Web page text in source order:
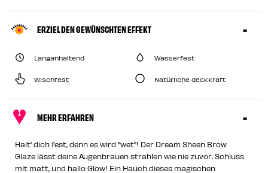
ERZIEL DEN GEWÜNSCHTEN EFFEKT
Langanhaltend Wasserfest
Wischfest Natürliche deckkraft
MEHR ERFAHREN
Halt' dich fest, denn es wird "wet"! Der Dream Sheen Brow
Glaze lässt deine Augenbrauen strahlen wie nie zuvor. Schluss
mit matt, und hallo Glow! Ein Hauch dieses magischen